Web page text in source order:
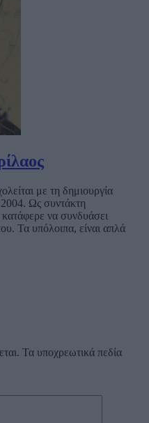
με τη δημιουργία
Ως συντάκτη
κατάφερε να συνδυάσει
Τα υπόλοιπα, είναι απλά
Τα υποχρεωτικά πεδία